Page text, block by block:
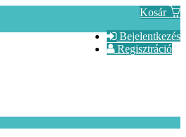
Kosár
Bejelentkezés
Regisztráció